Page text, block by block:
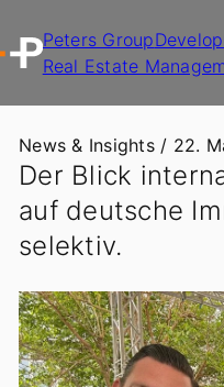
Peters Group
Real Estate
News & Insights / 22.
Der Blick
auf deutsche
selektiv.